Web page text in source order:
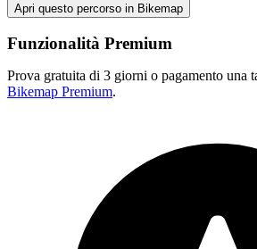
Apri questo percorso in Bikemap
Funzionalità Premium
Prova gratuita di 3 giorni o pagamento una
Bikemap Premium.